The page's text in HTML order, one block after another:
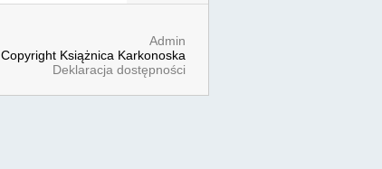
Admin
Copyright Książnica Karkonoska
Deklaracja dostępności